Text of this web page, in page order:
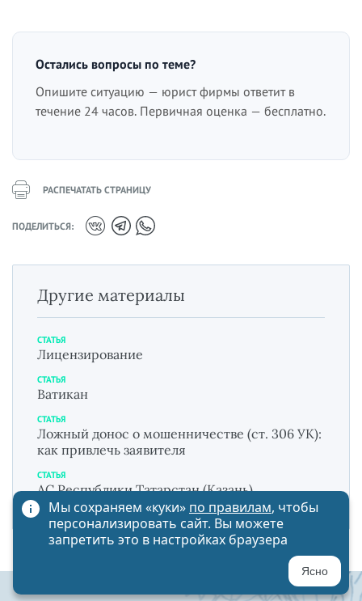
Остались вопросы по теме?
Опишите ситуацию — юрист фирмы ответит в
течение 24 часов. Первичная оценка — бесплатно.
РАСПЕЧАТАТЬ СТРАНИЦУ
ПОДЕЛИТЬСЯ:
Другие материалы
СТАТЬЯ
Лицензирование
СТАТЬЯ
Ватикан
СТАТЬЯ
Ложный донос о мошенничестве (ст. 306 УК):
как привлечь заявителя
СТАТЬЯ
АС Республики Татарстан (Казань)
Мы сохраняем «куки» по правилам, чтобы
персонализировать сайт. Вы можете
запретить это в настройках браузера
Ясно